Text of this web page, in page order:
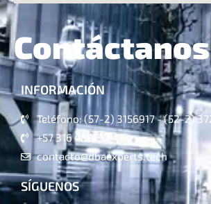
Contáctanos
INFORMACIÓN
Teléfono: (57-2) 3156917 - (52-2)
+57 316 4821324
contacto@dbaexperts.tech
SÍGUENOS